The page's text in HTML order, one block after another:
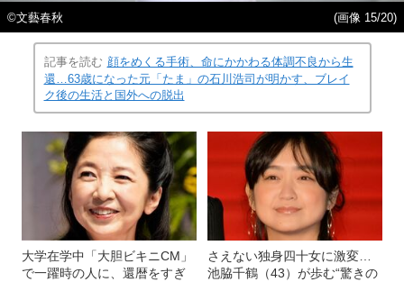
©︎文藝春秋 (画像 15/20)
記事を読む 顔をめくる手術、命にかかわる体調不良から生
還…63歳になった元「たま」の石川浩司が明かす、ブレイ
ク後の生活と国外への脱出
大学在学中「大胆ビキニCM」
で一躍時の人に、還暦をすぎ
さえない独身四十女に激変…
池脇千鶴（43）が歩む“驚きの